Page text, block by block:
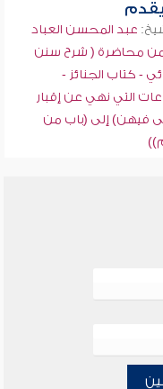
عبد المحسن العباد
محاضرة ( شرح سنن
- كتاب الجنائز -
التي نهي عن إقبار
فيهن) إلى (باب من